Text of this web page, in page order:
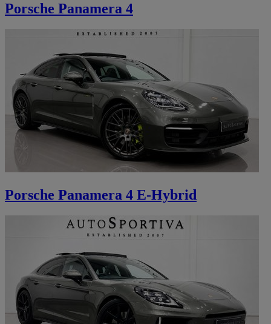
Porsche Panamera 4
Porsche Panamera 4 E-Hybrid